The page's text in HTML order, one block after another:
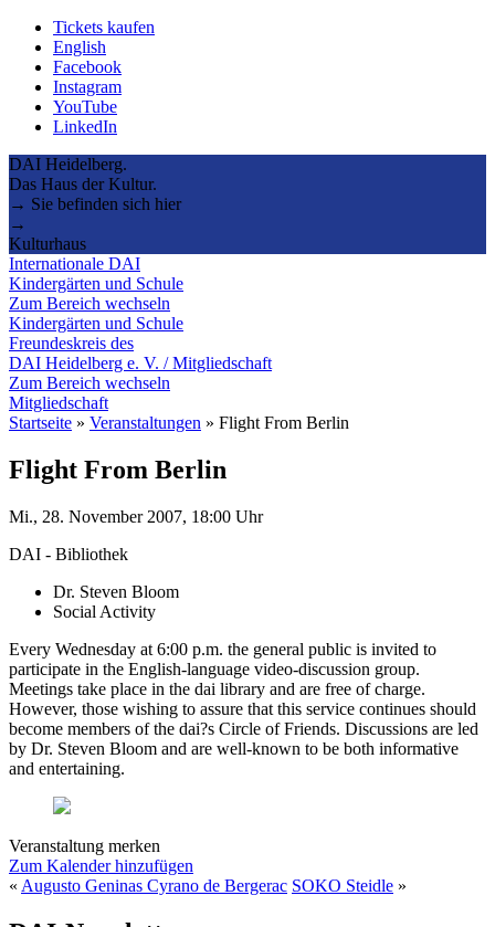
Tickets kaufen
English
Facebook
Instagram
YouTube
LinkedIn
DAI Heidelberg.
Das Haus der Kultur.
→ Sie befinden sich hier
→
Kulturhaus
Internationale DAI
Kindergärten und Schule
Zum Bereich wechseln
Kindergärten und Schule
Freundeskreis des
DAI Heidelberg e. V. / Mitgliedschaft
Zum Bereich wechseln
Mitgliedschaft
Startseite » Veranstaltungen » Flight From Berlin
Flight From Berlin
Mi., 28. November 2007, 18:00 Uhr
DAI - Bibliothek
Dr. Steven Bloom
Social Activity
Every Wednesday at 6:00 p.m. the general public is invited to
participate in the English-language video-discussion group.
Meetings take place in the dai library and are free of charge.
However, those wishing to assure that this service continues should
become members of the dai?s Circle of Friends. Discussions are led
by Dr. Steven Bloom and are well-known to be both informative
and entertaining.
Veranstaltung merken
Zum Kalender hinzufügen
« Augusto Geninas Cyrano de Bergerac SOKO Steidle »